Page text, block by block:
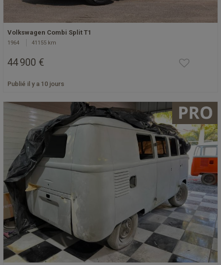
Volkswagen Combi Split T1
1964 41155 km
44 900 €
Publié il y a 10 jours